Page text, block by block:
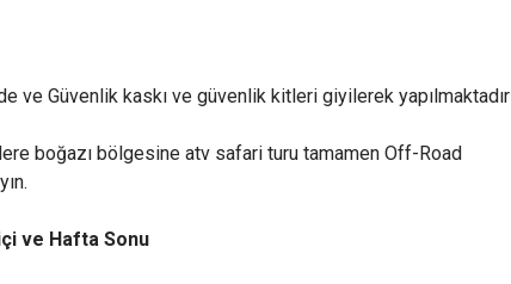
ve Güvenlik kaskı ve güvenlik kitleri giyilerek yapılmaktadır
boğazı bölgesine atv safari turu tamamen Off-Road
ve Hafta Sonu